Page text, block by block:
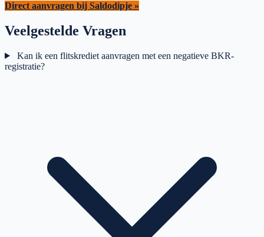
Direct aanvragen bij Saldodipje »
Veelgestelde Vragen
Kan ik een flitskrediet aanvragen met een negatieve BKR-
registratie?